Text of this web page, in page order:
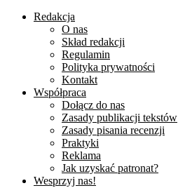
Redakcja
O nas
Skład redakcji
Regulamin
Polityka prywatności
Kontakt
Współpraca
Dołącz do nas
Zasady publikacji tekstów
Zasady pisania recenzji
Praktyki
Reklama
Jak uzyskać patronat?
Wesprzyj nas!